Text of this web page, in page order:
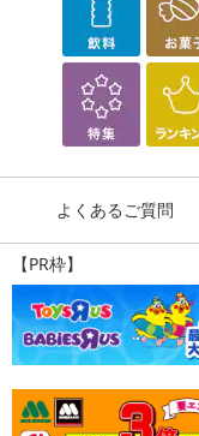
よくあるご質問
【PR枠】